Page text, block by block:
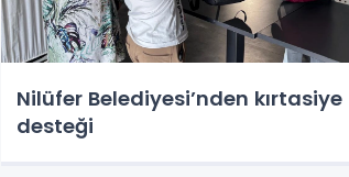
Nilüfer Belediyesi’nden kırtasiye
desteği